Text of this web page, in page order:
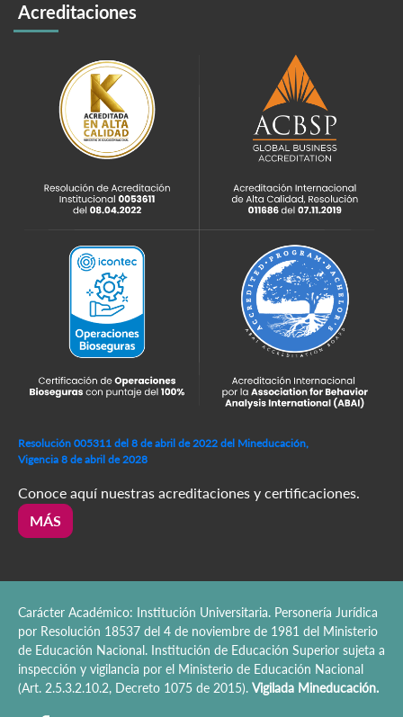
Acreditaciones
Resolución 005311 del 8 de abril de 2022 del Mineducación,
Vigencia 8 de abril de 2028
Conoce aquí nuestras acreditaciones y certificaciones.
MÁS
Carácter Académico: Institución Universitaria. Personería Jurídica
por Resolución 18537 del 4 de noviembre de 1981 del Ministerio
de Educación Nacional. Institución de Educación Superior sujeta a
inspección y vigilancia por el Ministerio de Educación Nacional
(Art. 2.5.3.2.10.2, Decreto 1075 de 2015). Vigilada Mineducación.